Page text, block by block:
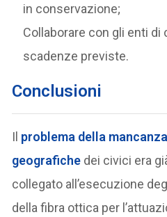
in conservazione;
Collaborare con gli enti
scadenze previste.
Conclusioni
Il problema della
geografiche dei civici era
collegato all’esecuzione
della fibra ottica per